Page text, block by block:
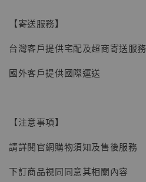
【寄送服務】
台灣客戶提供宅配及超商寄送服務
國外客戶提供國際運送
【注意事項】
請詳閱官網購物須知及售後服務
下訂商品視同同意其相關內容